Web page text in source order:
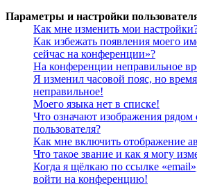
Параметры и настройки
Как мне изменить мои
Как избежать появления моего
сейчас на конференции»?
На конференции неправильное
Я изменил часовой пояс, но
неправильное!
Моего языка нет в списке!
Что означают изображения
пользователя?
Как мне включить отображение
Что такое звание и как я могу
Когда я щёлкаю по ссылке
войти на конференцию!